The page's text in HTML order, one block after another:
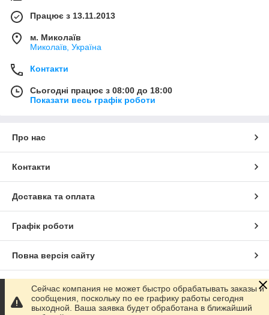
Працює з 13.11.2013
м. Миколаїв
Миколаїв, Україна
Контакти
Сьогодні працює з 08:00 до 18:00
Показати весь графік роботи
Про нас
Контакти
Доставка та оплата
Графік роботи
Повна версія сайту
Сайт створено на маркетплейсі Prom.ua
Сейчас компания не может быстро обрабатывать заказы и
сообщения, поскольку по ее графику работы сегодня
выходной. Ваша заявка будет обработана в ближайший